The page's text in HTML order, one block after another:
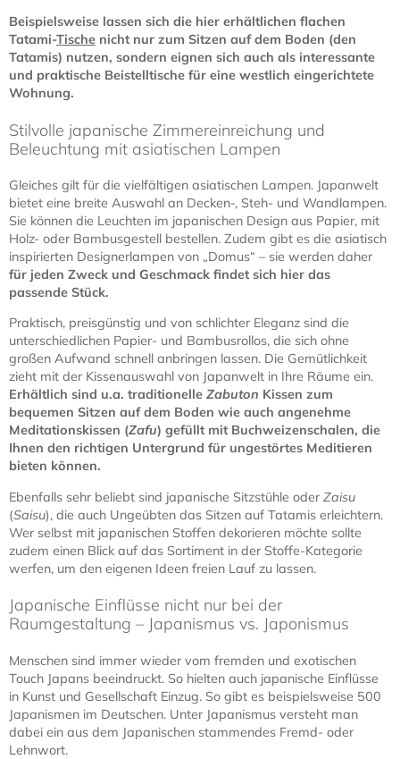
Beispielsweise lassen sich die hier erhältlichen flachen
Tatami-Tische nicht nur zum Sitzen auf dem Boden (den
Tatamis) nutzen, sondern eignen sich auch als interessante
und praktische Beistelltische für eine westlich eingerichtete
Wohnung.
Stilvolle japanische Zimmereinreichung und
Beleuchtung mit asiatischen Lampen
Gleiches gilt für die vielfältigen asiatischen Lampen. Japanwelt
bietet eine breite Auswahl an Decken-, Steh- und Wandlampen.
Sie können die Leuchten im japanischen Design aus Papier, mit
Holz- oder Bambusgestell bestellen. Zudem gibt es die asiatisch
inspirierten Designerlampen von „Domus“ – sie werden daher
für jeden Zweck und Geschmack findet sich hier das
passende Stück.
Praktisch, preisgünstig und von schlichter Eleganz sind die
unterschiedlichen Papier- und Bambusrollos, die sich ohne
großen Aufwand schnell anbringen lassen. Die Gemütlichkeit
zieht mit der Kissenauswahl von Japanwelt in Ihre Räume ein.
Erhältlich sind u.a. traditionelle Zabuton Kissen zum
bequemen Sitzen auf dem Boden wie auch angenehme
Meditationskissen (Zafu) gefüllt mit Buchweizenschalen, die
Ihnen den richtigen Untergrund für ungestörtes Meditieren
bieten können.
Ebenfalls sehr beliebt sind japanische Sitzstühle oder Zaisu
(Saisu), die auch Ungeübten das Sitzen auf Tatamis erleichtern.
Wer selbst mit japanischen Stoffen dekorieren möchte sollte
zudem einen Blick auf das Sortiment in der Stoffe-Kategorie
werfen, um den eigenen Ideen freien Lauf zu lassen.
Japanische Einflüsse nicht nur bei der
Raumgestaltung – Japanismus vs. Japonismus
Menschen sind immer wieder vom fremden und exotischen
Touch Japans beeindruckt. So hielten auch japanische Einflüsse
in Kunst und Gesellschaft Einzug. So gibt es beispielsweise 500
Japanismen im Deutschen. Unter Japanismus versteht man
dabei ein aus dem Japanischen stammendes Fremd- oder
Lehnwort.